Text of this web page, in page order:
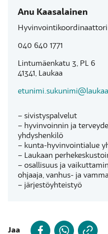
Anu Kaasalainen
Hyvinvointikoordinaattori
040 640 1771
Lintumäenkatu 3, PL 6
41341, Laukaa
– sivistyspalvelut
– hyvinvoinnin ja
yhdyshenkilö
– kunta-hyvinvointialue
– Laukaan
– osallisuus ja
ohjaaja, vanhus- ja
– järjestöyhteistyö
Jaa